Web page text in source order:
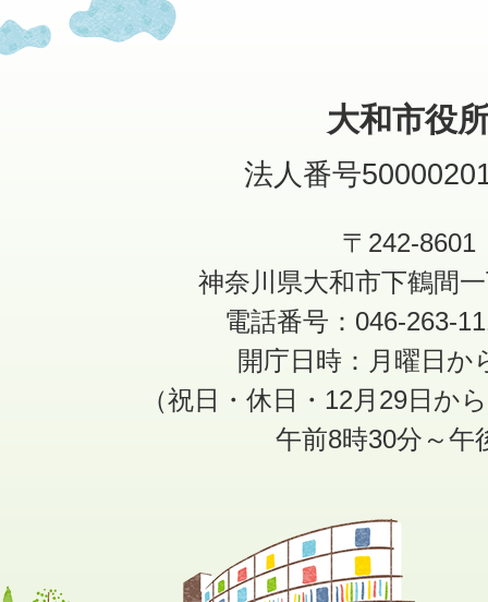
大和市役
法人番号
〒242-8601
神奈川県大和市下鶴間
電話番号：046-263-
開庁日時：月曜日か
（祝日・休日・12月29日か
午前8時30分～午